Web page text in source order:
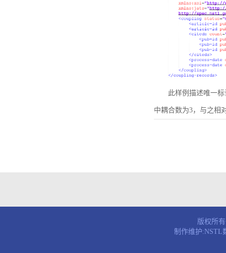
此样例描述唯一标
中耦合数为3，与之相
版权所
制作维护:NSTL